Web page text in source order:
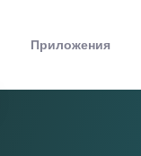
Приложения